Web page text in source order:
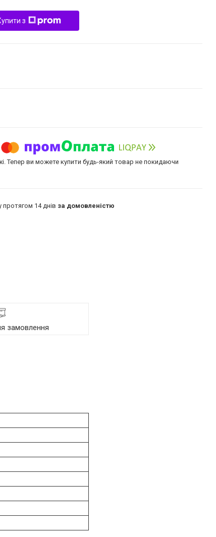
з
Тепер ви можете купити будь-який товар не покидаючи
14 днів за домовленістю
замовлення